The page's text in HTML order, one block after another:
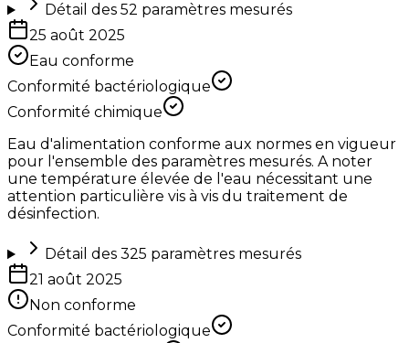
Détail des 52 paramètres mesurés
25 août 2025
Eau conforme
Conformité bactériologique
Conformité chimique
Eau d'alimentation conforme aux normes en vigueur
pour l'ensemble des paramètres mesurés. A noter
une température élevée de l'eau nécessitant une
attention particulière vis à vis du traitement de
désinfection.
Détail des 325 paramètres mesurés
21 août 2025
Non conforme
Conformité bactériologique